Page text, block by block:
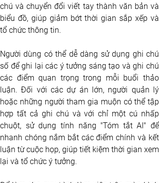
chú và chuyển đổi viết tay thành văn bản và
biểu đồ, giúp giảm bớt thời gian sắp xếp và
tổ chức thông tin.
Người dùng có thể dễ dàng sử dụng ghi chú
số để ghi lại các ý tưởng sáng tạo và ghi chú
các điểm quan trọng trong mỗi buổi thảo
luận. Đối với các dự án lớn, người quản lý
hoặc những người tham gia muộn có thể tập
hợp tất cả ghi chú và với chỉ một cú nhấp
chuột, sử dụng tính năng "Tóm tắt AI" để
nhanh chóng nắm bắt các điểm chính và kết
luận từ cuộc họp, giúp tiết kiệm thời gian xem
lại và tổ chức ý tưởng.